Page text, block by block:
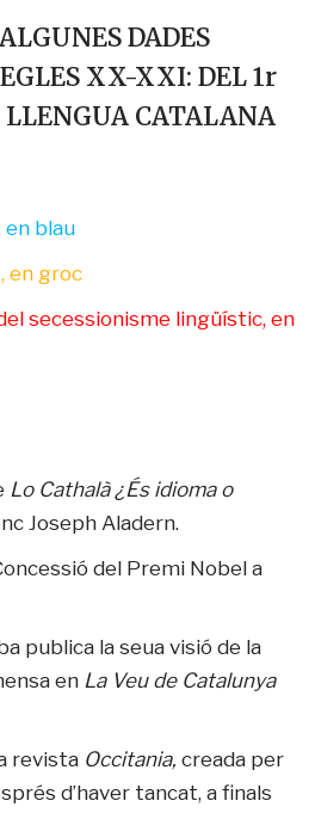
DADES
XX-XXI: DEL 1r
LLENGUA CATALANA
en blau
en groc
secessionisme lingüístic, en
Lo Cathalà ¿És idioma o
Joseph Aladern.
del Premi Nobel a
publica la seua visió de la
en La Veu de Catalunya
revista Occitania, creada per
d’haver tancat, a finals